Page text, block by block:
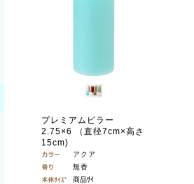
プレミアムピラー
2.75×6 （直径7cm×高さ
15cm)
アクア
無香
商品ｻｲ